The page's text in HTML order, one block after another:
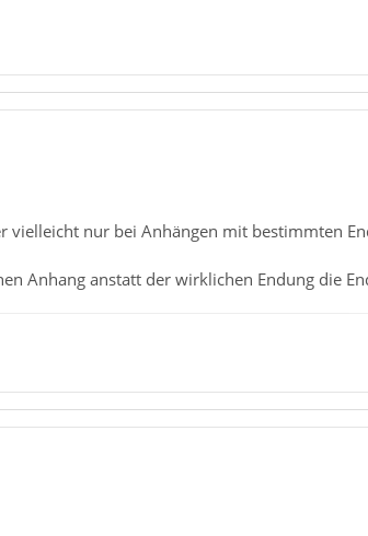
vielleicht nur bei Anhängen mit bestimmten
Anhang anstatt der wirklichen Endung die